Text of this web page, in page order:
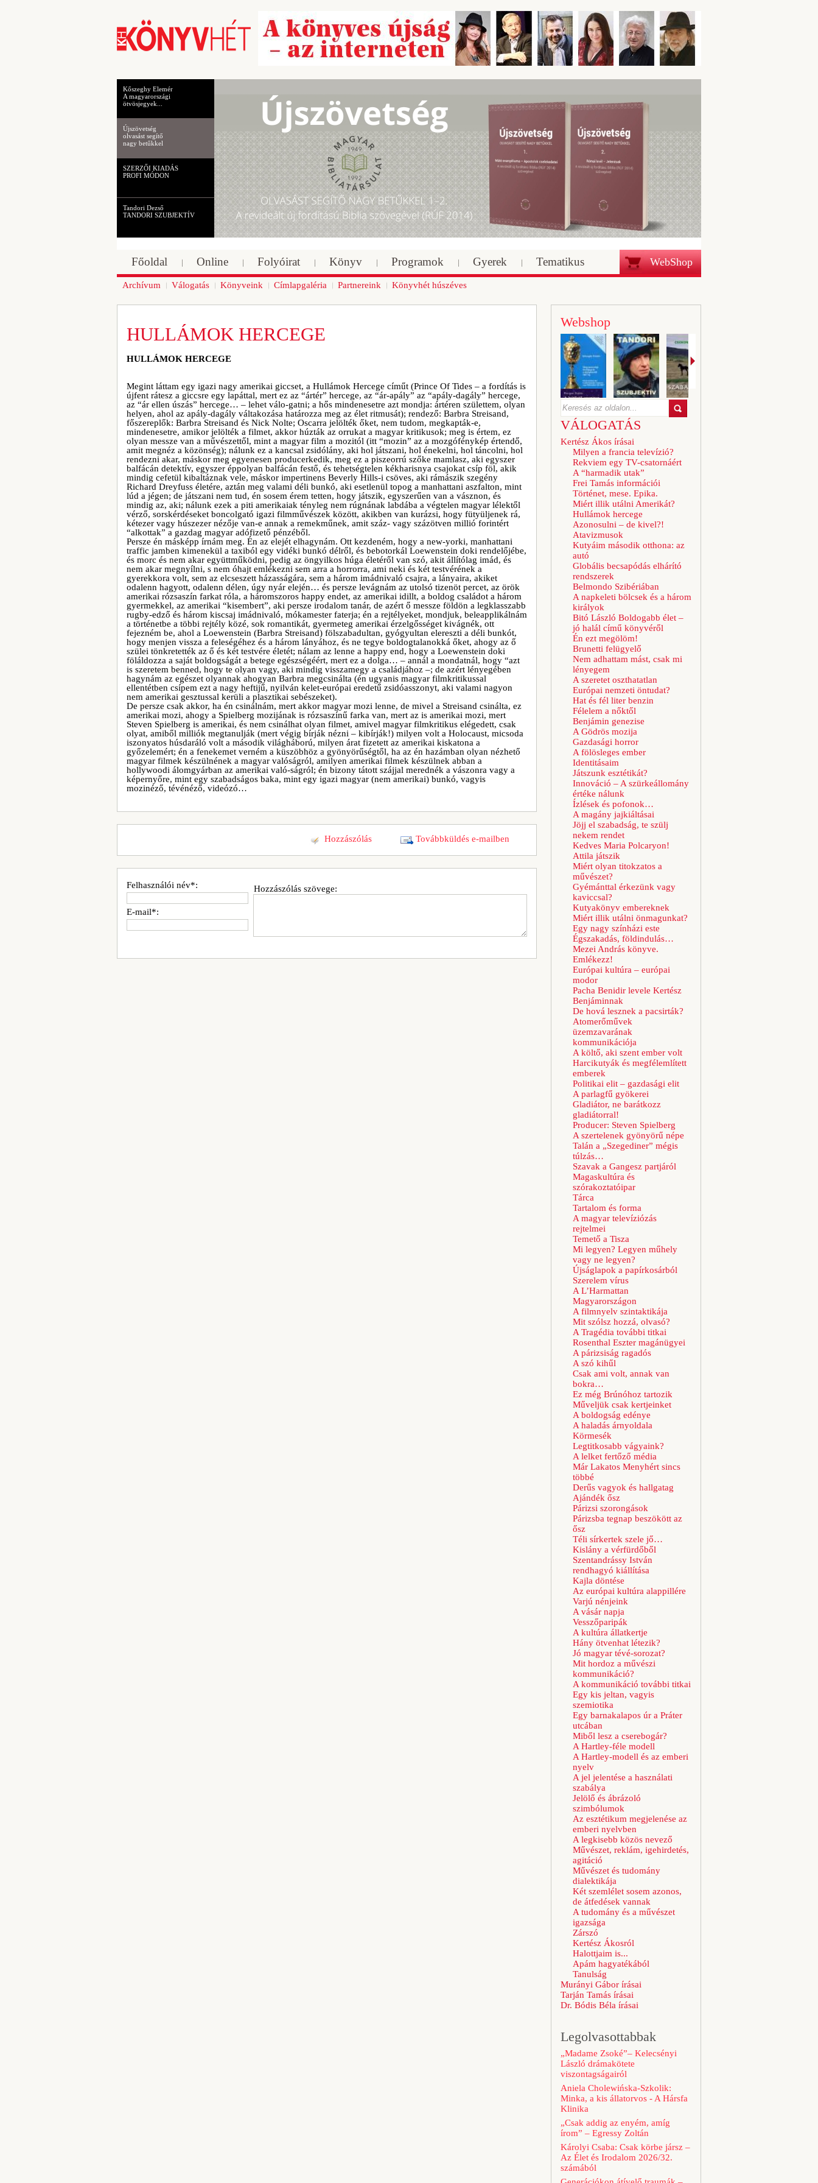
Kőszeghy Elemér
A magyarországi
ötvösjegyek...
Újszövetség
olvasást segítő
nagy betűkkel
SZERZŐI KIADÁS
PROFI MÓDON
Tandori Dezső
TANDORI SZUBJEKTÍV
WebShop
Főoldal Online Folyóirat Könyv Programok Gyerek Tematikus
Archívum Válogatás Könyveink Címlapgaléria Partnereink Könyvhét húszéves
HULLÁMOK HERCEGE
HULLÁMOK HERCEGE
Megint láttam egy igazi nagy amerikai giccset, a Hullámok Hercege címűt (Prince Of Tides – a fordítás is
újfent rátesz a giccsre egy lapáttal, mert ez az “ártér” hercege, az “ár-apály” az “apály-dagály” hercege,
az “ár ellen úszás” hercege… – lehet válo-gatni; a hős mindenesetre azt mondja: ártéren születtem, olyan
helyen, ahol az apály-dagály váltakozása határozza meg az élet ritmusát); rendező: Barbra Streisand,
főszereplők: Barbra Streisand és Nick Nolte; Oscarra jelölték őket, nem tudom, megkapták-e,
mindenesetre, amikor jelölték a filmet, akkor húzták az orrukat a magyar kritikusok; meg is értem, ez
olyan messze van a művészettől, mint a magyar film a mozitól (itt “mozin” az a mozgófénykép értendő,
amit megnéz a közönség); nálunk ez a kancsal zsidólány, aki hol játszani, hol énekelni, hol táncolni, hol
rendezni akar, máskor meg egyenesen producerkedik, meg ez a piszeorrú szőke mamlasz, aki egyszer
balfácán detektív, egyszer éppolyan balfácán festő, és tehetségtelen kékharisnya csajokat csíp föl, akik
mindig cefetül kibaltáznak vele, máskor impertinens Beverly Hills-i csöves, aki rámászik szegény
Richard Dreyfuss életére, aztán meg valami déli bunkó, aki esetlenül topog a manhattani aszfalton, mint
lúd a jégen; de játszani nem tud, én sosem érem tetten, hogy játszik, egyszerűen van a vásznon, és
mindig az, aki; nálunk ezek a piti amerikaiak tényleg nem rúgnának labdába a végtelen magyar lélektől
vérző, sorskérdéseket boncolgató igazi filmművészek között, akikben van kurázsi, hogy fütyüljenek rá,
kétezer vagy húszezer nézője van-e annak a remekműnek, amit száz- vagy százötven millió forintért
“alkottak” a gazdag magyar adófizető pénzéből.
Persze én másképp írnám meg. Én az elejét elhagynám. Ott kezdeném, hogy a new-yorki, manhattani
traffic jamben kimenekül a taxiból egy vidéki bunkó délről, és bebotorkál Loewenstein doki rendelőjébe,
és morc és nem akar együttműködni, pedig az öngyilkos húga életéről van szó, akit állítólag imád, és
nem akar megnyílni, s nem óhajt emlékezni sem arra a horrorra, ami neki és két testvérének a
gyerekkora volt, sem az elcseszett házasságára, sem a három imádnivaló csajra, a lányaira, akiket
odalenn hagyott, odalenn délen, úgy nyár elején… és persze levágnám az utolsó tizenöt percet, az örök
amerikai rózsaszín farkat róla, a háromszoros happy endet, az amerikai idillt, a boldog családot a három
gyermekkel, az amerikai “kisembert”, aki persze irodalom tanár, de azért ő messze földön a legklasszabb
rugby-edző és három kiscsaj imádnivaló, mókamester faterja; én a rejtélyeket, mondjuk, beleapplikálnám
a történetbe a többi rejtély közé, sok romantikát, gyermeteg amerikai érzelgősséget kivágnék, ott
fejezném be, ahol a Loewenstein (Barbra Streisand) fölszabadultan, gyógyultan elereszti a déli bunkót,
hogy menjen vissza a feleségéhez és a három lányához, és ne tegye boldogtalanokká őket, ahogy az ő
szülei tönkretették az ő és két testvére életét; nálam az lenne a happy end, hogy a Loewenstein doki
föláldozza a saját boldogságát a betege egészségéért, mert ez a dolga… – annál a mondatnál, hogy “azt
is szeretem benned, hogy te olyan vagy, aki mindig visszamegy a családjához –; de azért lényegében
hagynám az egészet olyannak ahogyan Barbra megcsinálta (én ugyanis magyar filmkritikussal
ellentétben csípem ezt a nagy heftijű, nyilván kelet-európai eredetű zsidóasszonyt, aki valami nagyon
nem amerikai gesztussal kerüli a plasztikai sebészeket).
De persze csak akkor, ha én csinálnám, mert akkor magyar mozi lenne, de mivel a Streisand csinálta, ez
amerikai mozi, ahogy a Spielberg mozijának is rózsaszínű farka van, mert az is amerikai mozi, mert
Steven Spielberg is amerikai, és nem csinálhat olyan filmet, amivel magyar filmkritikus elégedett, csak
olyat, amiből milliók megtanulják (mert végig bírják nézni – kibírják!) milyen volt a Holocaust, micsoda
iszonyatos húsdaráló volt a második világháború, milyen árat fizetett az amerikai kiskatona a
győzelemért; én a fenekemet verném a küszöbhöz a gyönyörűségtől, ha az én hazámban olyan nézhető
magyar filmek készülnének a magyar valóságról, amilyen amerikai filmek készülnek abban a
hollywoodi álomgyárban az amerikai való-ságról; én bizony tátott szájjal merednék a vászonra vagy a
képernyőre, mint egy szabadságos baka, mint egy igazi magyar (nem amerikai) bunkó, vagyis
mozinéző, tévénéző, videózó…
Továbbküldés e-mailben
Hozzászólás
Hozzászólás szövege:
Felhasználói név*:
E-mail*:
Webshop
VÁLOGATÁS
Kertész Ákos írásai
Milyen a francia televízió?
Rekviem egy TV-csatornáért
A “harmadik utak”
Frei Tamás információi
Történet, mese. Epika.
Miért illik utálni Amerikát?
Hullámok hercege
Azonosulni – de kivel?!
Atavizmusok
Kutyáim második otthona: az
autó
Globális becsapódás elhárító
rendszerek
Belmondo Szibériában
A napkeleti bölcsek és a három
királyok
Bitó László Boldogabb élet –
jó halál című könyvéről
Én ezt megölöm!
Brunetti felügyelő
Nem adhattam mást, csak mi
lényegem
A szeretet oszthatatlan
Európai nemzeti öntudat?
Hat és fél liter benzin
Félelem a nőktől
Benjámin genezise
A Gödrös mozija
Gazdasági horror
A fölösleges ember
Identitásaim
Játszunk esztétikát?
Innováció – A szürkeállomány
értéke nálunk
Ízlések és pofonok…
A magány jajkiáltásai
Jöjj el szabadság, te szülj
nekem rendet
Kedves Maria Polcaryon!
Attila játszik
Miért olyan titokzatos a
művészet?
Gyémánttal érkezünk vagy
kaviccsal?
Kutyakönyv embereknek
Miért illik utálni önmagunkat?
Egy nagy színházi este
Égszakadás, földindulás…
Mezei András könyve.
Emlékezz!
Európai kultúra – európai
modor
Pacha Benidir levele Kertész
Benjáminnak
De hová lesznek a pacsirták?
Atomerőművek
üzemzavarának
kommunikációja
A költő, aki szent ember volt
Harcikutyák és megfélemlített
emberek
Politikai elit – gazdasági elit
A parlagfű gyökerei
Gladiátor, ne barátkozz
gladiátorral!
Producer: Steven Spielberg
A szertelenek gyönyörű népe
Talán a „Szegediner” mégis
túlzás…
Szavak a Gangesz partjáról
Magaskultúra és
szórakoztatóipar
Tárca
Tartalom és forma
A magyar televíziózás
rejtelmei
Temető a Tisza
Mi legyen? Legyen műhely
vagy ne legyen?
Újságlapok a papírkosárból
Szerelem vírus
A L’Harmattan
Magyarországon
A filmnyelv szintaktikája
Mit szólsz hozzá, olvasó?
A Tragédia további titkai
Rosenthal Eszter magánügyei
A párizsiság ragadós
A szó kihűl
Csak ami volt, annak van
bokra…
Ez még Brúnóhoz tartozik
Műveljük csak kertjeinket
A boldogság edénye
A haladás árnyoldala
Körmesék
Legtitkosabb vágyaink?
A lelket fertőző média
Már Lakatos Menyhért sincs
többé
Derűs vagyok és hallgatag
Ajándék ősz
Párizsi szorongások
Párizsba tegnap beszökött az
ősz
Téli sírkertek szele jő…
Kislány a vérfürdőből
Szentandrássy István
rendhagyó kiállítása
Kajla döntése
Az európai kultúra alappillére
Varjú nénjeink
A vásár napja
Vesszőparipák
A kultúra állatkertje
Hány ötvenhat létezik?
Jó magyar tévé-sorozat?
Mit hordoz a művészi
kommunikáció?
A kommunikáció további titkai
Egy kis jeltan, vagyis
szemiotika
Egy barnakalapos úr a Práter
utcában
Miből lesz a cserebogár?
A Hartley-féle modell
A Hartley-modell és az emberi
nyelv
A jel jelentése a használati
szabálya
Jelölő és ábrázoló
szimbólumok
Az esztétikum megjelenése az
emberi nyelvben
A legkisebb közös nevező
Művészet, reklám, igehirdetés,
agitáció
Művészet és tudomány
dialektikája
Két szemlélet sosem azonos,
de átfedések vannak
A tudomány és a művészet
igazsága
Zárszó
Kertész Ákosról
Halottjaim is...
Apám hagyatékából
Tanulság
Murányi Gábor írásai
Tarján Tamás írásai
Dr. Bódis Béla írásai
Legolvasottabbak
„Madame Zsoké”– Kelecsényi
László drámakötete
viszontagságairól
Aniela Cholewińska-Szkolik:
Minka, a kis állatorvos - A Hársfa
Klinika
„Csak addig az enyém, amíg
írom” – Egressy Zoltán
Károlyi Csaba: Csak körbe jársz –
Az Élet és Irodalom 2026/32.
számából